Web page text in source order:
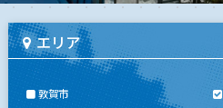
エリア
敦賀市